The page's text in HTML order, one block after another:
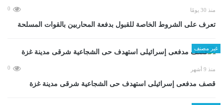
منذ 30 يومًا 0
تعرف على الشروط الخاصة للقبول بدفعة المحاربين بالقوات المسلحة
غير مصنف
منذ 9 أشهر 0
قصف مدفعى إسرائيلى استهدف حى الشجاعية شرقى مدينة غزة